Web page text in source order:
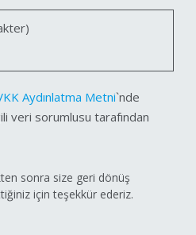
Aydınlatma Metni`nde
veri sorumlusu tarafından
sonra size geri dönüş
için teşekkür ederiz.